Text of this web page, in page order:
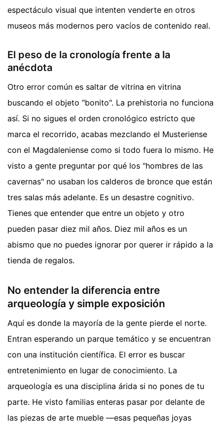
espectáculo visual que intenten venderte en otros
museos más modernos pero vacíos de contenido real.
El peso de la cronología frente a la
anécdota
Otro error común es saltar de vitrina en vitrina
buscando el objeto "bonito". La prehistoria no funciona
así. Si no sigues el orden cronológico estricto que
marca el recorrido, acabas mezclando el Musteriense
con el Magdaleniense como si todo fuera lo mismo. He
visto a gente preguntar por qué los "hombres de las
cavernas" no usaban los calderos de bronce que están
tres salas más adelante. Es un desastre cognitivo.
Tienes que entender que entre un objeto y otro
pueden pasar diez mil años. Diez mil años es un
abismo que no puedes ignorar por querer ir rápido a la
tienda de regalos.
No entender la diferencia entre
arqueología y simple exposición
Aquí es donde la mayoría de la gente pierde el norte.
Entran esperando un parque temático y se encuentran
con una institución científica. El error es buscar
entretenimiento en lugar de conocimiento. La
arqueología es una disciplina árida si no pones de tu
parte. He visto familias enteras pasar por delante de
las piezas de arte mueble —esas pequeñas joyas